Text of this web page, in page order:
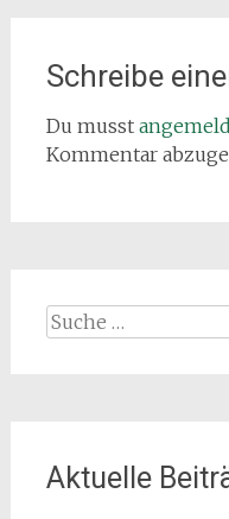
Schreibe
Du musst
Kommentar
Suche
Aktuelle